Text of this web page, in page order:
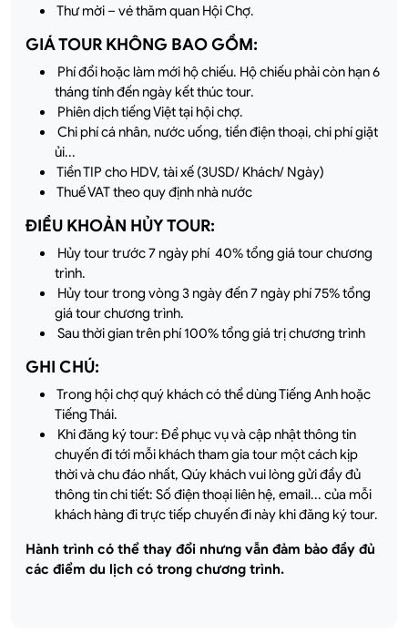
Thư mời – vé thăm quan Hội Chợ.
GIÁ TOUR KHÔNG BAO GỒM:
Phí đổi hoặc làm mới hộ chiếu. Hộ chiếu phải còn hạn 6
tháng tính đến ngày kết thúc tour.
Phiên dịch tiếng Việt tại hội chợ.
Chi phí cá nhân, nước uống, tiền điện thoại, chi phí giặt
ủi...
Tiền TIP cho HDV, tài xế (3USD/ Khách/ Ngày)
Thuế VAT theo quy định nhà nước
ĐIỀU KHOẢN HỦY TOUR:
Hủy tour trước 7 ngày phí 40% tổng giá tour chương
trình.
Hủy tour trong vòng 3 ngày đến 7 ngày phí 75% tổng
giá tour chương trình.
Sau thời gian trên phí 100% tổng giá trị chương trình
GHI CHÚ:
Trong hội chợ quý khách có thể dùng Tiếng Anh hoặc
Tiếng Thái.
Khi đăng ký tour: Để phục vụ và cập nhật thông tin
chuyến đi tới mỗi khách tham gia tour một cách kịp
thời và chu đáo nhất, Qúy khách vui lòng gửi đầy đủ
thông tin chi tiết: Số điện thoại liên hệ, email... của mỗi
khách hàng đi trực tiếp chuyến đi này khi đăng ký tour.
Hành trình có thể thay đổi nhưng vẫn đảm bảo đầy đủ
các điểm du lịch có trong chương trình.